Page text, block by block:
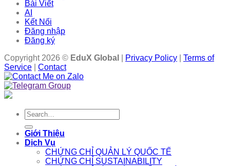
Bài Viết
AI
Kết Nối
Đăng nhập
Đăng ký
Copyright 2026 © EduX Global Privacy Policy
Terms of
Service
Contact
Search
for:
Giới Thiệu
Dịch Vụ
CHỨNG CHỈ QUẢN LÝ QUỐC TẾ
CHỨNG CHỈ SUSTAINABILITY